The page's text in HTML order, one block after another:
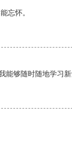
忘怀。
够随时随地学习新